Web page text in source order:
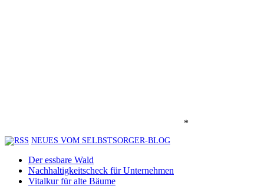
*
NEUES VOM SELBSTSORGER-BLOG
Der essbare Wald
Nachhaltigkeitscheck für Unternehmen
Vitalkur für alte Bäume